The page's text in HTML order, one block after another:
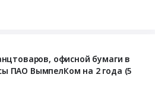
офисной бумаги в
ПАО ВымпелКом на 2 года (5